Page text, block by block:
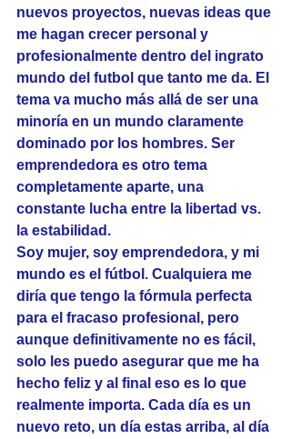
nuevos proyectos, nuevas ideas que
me hagan crecer personal y
profesionalmente dentro del ingrato
mundo del futbol que tanto me da. El
tema va mucho más allá de ser una
minoría en un mundo claramente
dominado por los hombres. Ser
emprendedora es otro tema
completamente aparte, una
constante lucha entre la libertad vs.
la estabilidad.
Soy mujer, soy emprendedora, y mi
mundo es el fútbol. Cualquiera me
diría que tengo la fórmula perfecta
para el fracaso profesional, pero
aunque definitivamente no es fácil,
solo les puedo asegurar que me ha
hecho feliz y al final eso es lo que
realmente importa. Cada día es un
nuevo reto, un día estas arriba, al día